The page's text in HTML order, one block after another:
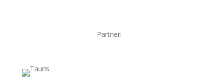
Partneri